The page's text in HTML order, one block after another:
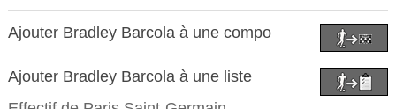
Ajouter Bradley Barcola à une compo
Ajouter Bradley Barcola à une liste